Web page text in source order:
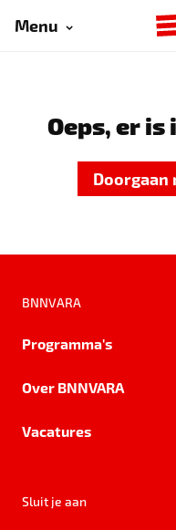
Menu
Oeps, er is
Doorgaan
BNNVARA
Programma's
Over BNNVARA
Vacatures
Sluit je aan